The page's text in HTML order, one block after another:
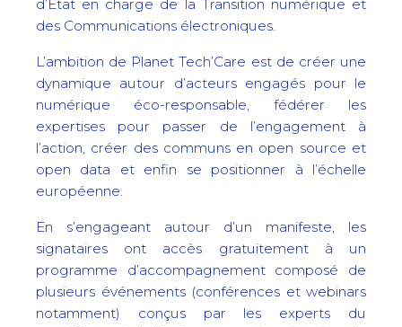
d’Etat en charge de la Transition numérique et
des Communications électroniques.
L’ambition de Planet Tech’Care est de créer une
dynamique autour d’acteurs engagés pour le
numérique éco-responsable, fédérer les
expertises pour passer de l’engagement à
l’action, créer des communs en open source et
open data et enfin se positionner à l’échelle
européenne.
En s’engageant autour d’un manifeste, les
signataires ont accès gratuitement à un
programme d’accompagnement composé de
plusieurs événements (conférences et webinars
notamment) conçus par les experts du